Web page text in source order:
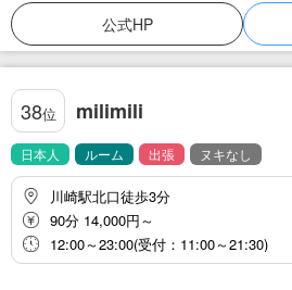
公式HP
38位 milimili
日本人 ルーム 出張 ヌキなし
川崎駅北口徒歩3分
90分 14,000円～
12:00～23:00(受付：11:00～21:30)